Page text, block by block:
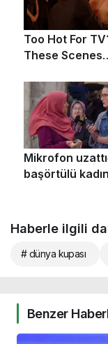
Haberle ilgili
# dünya kupası
Benzer